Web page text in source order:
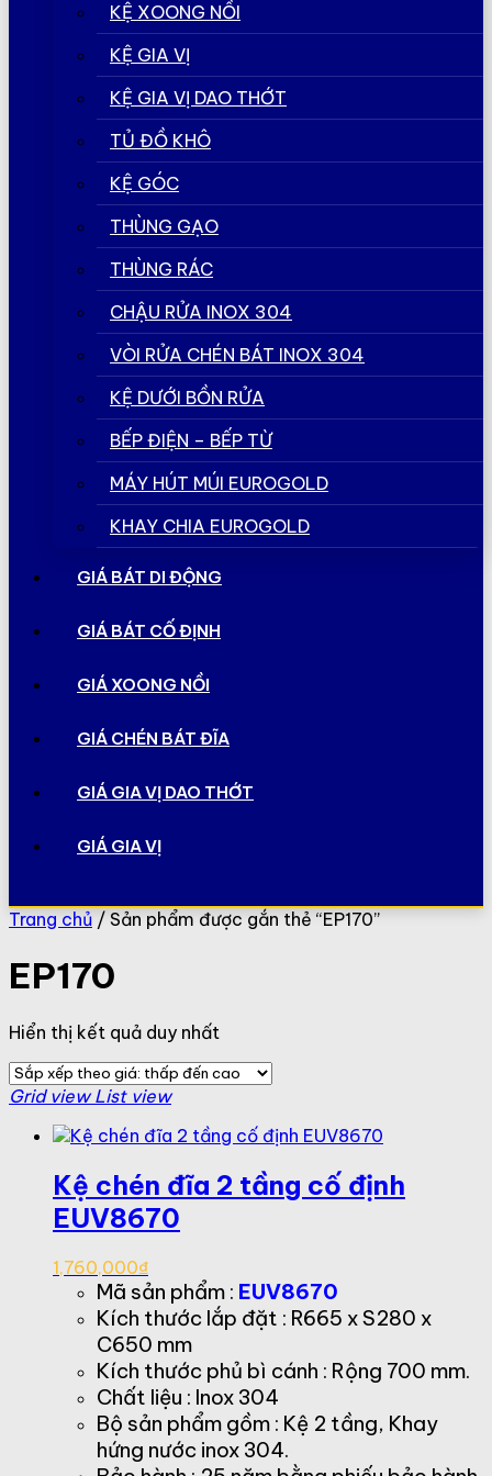
KỆ XOONG NỒI
KỆ GIA VỊ
KỆ GIA VỊ DAO THỚT
TỦ ĐỒ KHÔ
KỆ GÓC
THÙNG GẠO
THÙNG RÁC
CHẬU RỬA INOX 304
VÒI RỬA CHÉN BÁT INOX 304
KỆ DƯỚI BỒN RỬA
BẾP ĐIỆN – BẾP TỪ
MÁY HÚT MÚI EUROGOLD
KHAY CHIA EUROGOLD
GIÁ BÁT DI ĐỘNG
GIÁ BÁT CỐ ĐỊNH
GIÁ XOONG NỒI
GIÁ CHÉN BÁT ĐĨA
GIÁ GIA VỊ DAO THỚT
GIÁ GIA VỊ
Trang chủ / Sản phẩm được gắn thẻ “EP170”
EP170
Hiển thị kết quả duy nhất
Grid view List view
Kệ chén đĩa 2 tầng cố định
EUV8670
1,760,000₫
Mã sản phẩm : EUV8670
Kích thước lắp đặt : R665 x S280 x
C650 mm
Kích thước phủ bì cánh : Rộng 700 mm.
Chất liệu : Inox 304
Bộ sản phẩm gồm : Kệ 2 tầng, Khay
hứng nước inox 304.